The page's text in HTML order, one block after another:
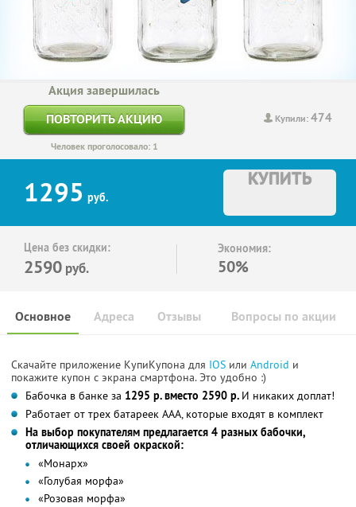
Купили:474
Акция завершилась
ПОВТОРИТЬ АКЦИЮ
Человек проголосовало: 1
1295 руб.
КУПИТЬ
Цена без скидки:
2590 руб.
Экономия:
50%
Основное Отзывы Вопросы по акции
Адреса
Скачайте приложение КупиКупона для IOS или Android и
покажите купон с экрана смартфона. Это удобно :)
Бабочка в банке за 1295 р. вместо 2590 р. И никаких доплат!
Работает от трех батареек ААА, которые входят в комплект
На выбор покупателям предлагается 4 разных бабочки,
отличающихся своей окраской:
«Монарх»
«Голубая морфа»
«Розовая морфа»